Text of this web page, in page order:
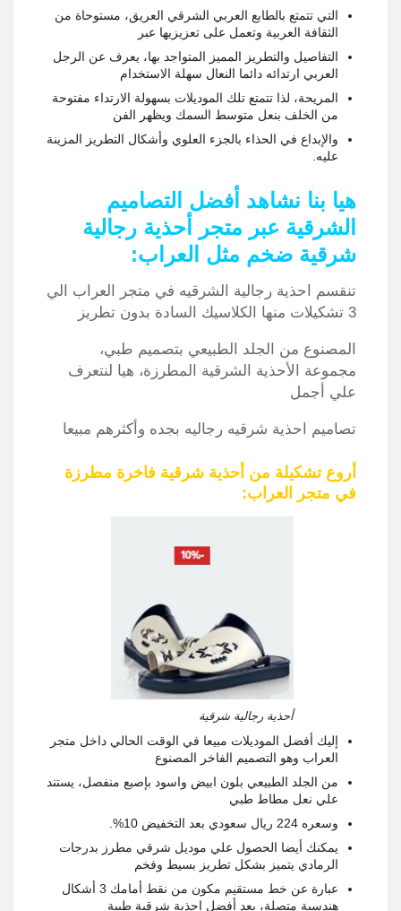
التي تتمتع بالطابع العربي الشرقي العريق، مستوحاة من
الثقافة العربية وتعمل على تعزيزيها عبر
التفاصيل والتطريز المميز المتواجد بها، يعرف عن الرجل
العربي ارتدائه دائما النعال سهلة الاستخدام
المريحة، لذا تتمتع تلك الموديلات بسهولة الارتداء مفتوحة
من الخلف بنعل متوسط السمك ويظهر الفن
والإبداع في الحذاء بالجزء العلوي وأشكال التطريز المزينة
عليه.
هيا بنا نشاهد أفضل التصاميم
الشرقية عبر متجر أحذية رجالية
شرقية ضخم مثل العراب:
تنقسم احذية رجالية الشرقيه في متجر العراب الي
3 تشكيلات منها الكلاسيك السادة بدون تطريز
المصنوع من الجلد الطبيعي بتصميم طبي،
مجموعة الأحذية الشرقية المطرزة، هيا لنتعرف
علي أجمل
تصاميم احذية شرقيه رجاليه بجده وأكثرهم مبيعا
أروع تشكيلة من أحذية شرقية فاخرة مطرزة
في متجر العراب:
أحذية رجالية شرقية
إليك أفضل الموديلات مبيعا في الوقت الحالي داخل متجر
العراب وهو التصميم الفاخر المصنوع
من الجلد الطبيعي بلون ابيض واسود بإصبع منفصل، يستند
علي نعل مطاط طبي
وسعره 224 ريال سعودي بعد التخفيض 10%.
يمكنك أيضا الحصول علي موديل شرقي مطرز بدرجات
الرمادي يتميز بشكل تطريز بسيط وفخم
عبارة عن خط مستقيم مكون من نقط أمامك 3 أشكال
هندسية متصلة، يعد أفضل احذية شرقية طبية